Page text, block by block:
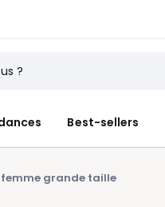
Best-sellers
grande taille